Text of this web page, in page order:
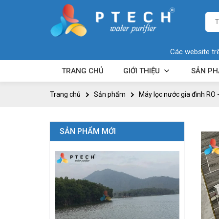
Các website
TRANG CHỦ GIỚI THIỆU SẢN
Trang chủ Sản phẩm Máy lọc nước gia đình RO
SẢN PHẨM MỚI